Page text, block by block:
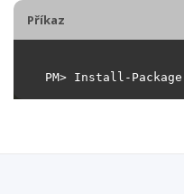
Příkaz